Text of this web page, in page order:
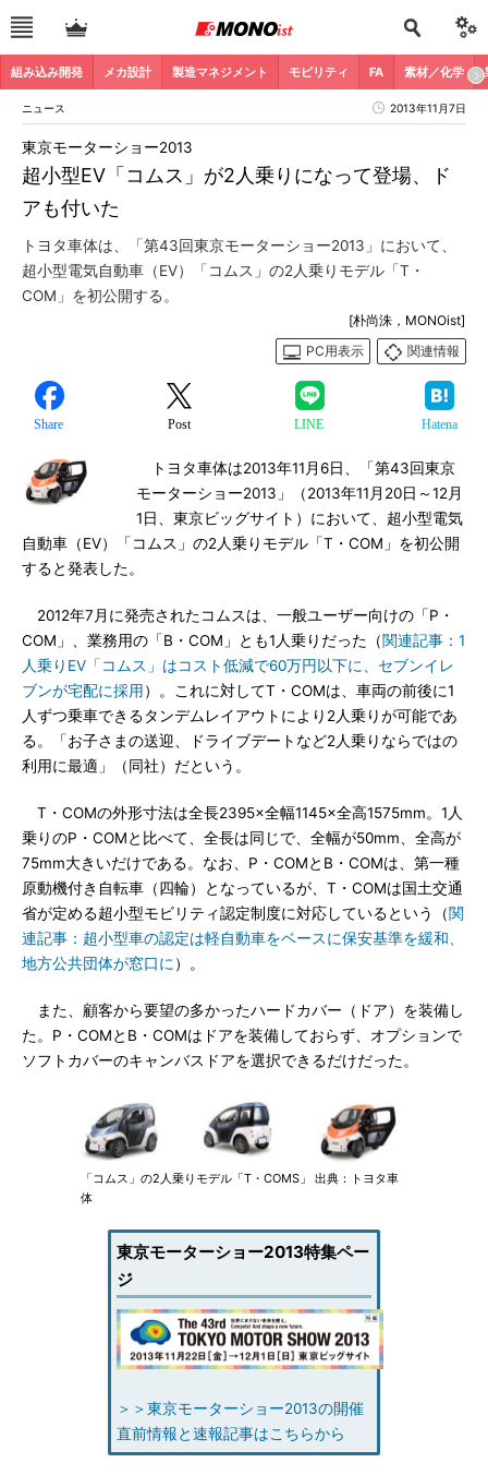
組み込み開発 メカ設計 製造マネジメント モビリティ FA 素材／化学
ニュース 2013年11月7日
超小型EV「コムス」が2人乗りになって登場、ド
アも付いた
東京モーターショー2013
トヨタ車体は、「第43回東京モーターショー2013」において、
超小型電気自動車（EV）「コムス」の2人乗りモデル「T・
COM」を初公開する。
[朴尚洙，MONOist]
PC用表示
関連情報
Share Post LINE Hatena
トヨタ車体は2013年11月6日、「第43回東京
モーターショー2013」（2013年11月20日～12月
1日、東京ビッグサイト）において、超小型電気
自動車（EV）「コムス」の2人乗りモデル「T・COM」を初公開
すると発表した。
2012年7月に発売されたコムスは、一般ユーザー向けの「P・
COM」、業務用の「B・COM」とも1人乗りだった（関連記事：1
人乗りEV「コムス」はコスト低減で60万円以下に、セブンイレ
ブンが宅配に採用 ）。これに対してT・COMは、車両の前後に1
人ずつ乗車できるタンデムレイアウトにより2人乗りが可能であ
る。「お子さまの送迎、ドライブデートなど2人乗りならではの
利用に最適」（同社）だという。
T・COMの外形寸法は全長2395×全幅1145×全高1575mm。1人
乗りのP・COMと比べて、全長は同じで、全幅が50mm、全高が
75mm大きいだけである。なお、P・COMとB・COMは、第一種
原動機付き自転車（四輪）となっているが、T・COMは国土交通
省が定める超小型モビリティ認定制度に対応しているという（関
連記事：超小型車の認定は軽自動車をベースに保安基準を緩和、
地方公共団体が窓口に ）。
また、顧客から要望の多かったハードカバー（ドア）を装備し
た。P・COMとB・COMはドアを装備しておらず、オプションで
ソフトカバーのキャンバスドアを選択できるだけだった。
「コムス」の2人乗りモデル「T・COMS」 出典：トヨタ車
体
東京モーターショー2013特集ペー
ジ
＞＞東京モーターショー2013の開催
直前情報と速報記事はこちらから